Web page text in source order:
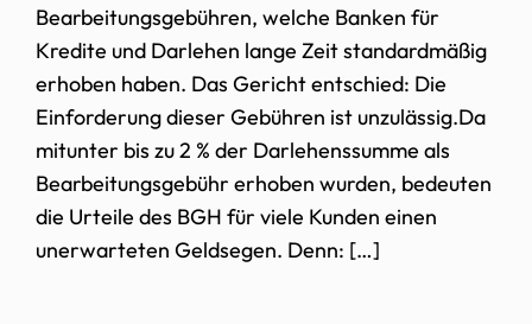
Bearbeitungsgebühren, welche Banken für
Kredite und Darlehen lange Zeit standardmäßig
erhoben haben. Das Gericht entschied: Die
Einforderung dieser Gebühren ist unzulässig.Da
mitunter bis zu 2 % der Darlehenssumme als
Bearbeitungsgebühr erhoben wurden, bedeuten
die Urteile des BGH für viele Kunden einen
unerwarteten Geldsegen. Denn: […]